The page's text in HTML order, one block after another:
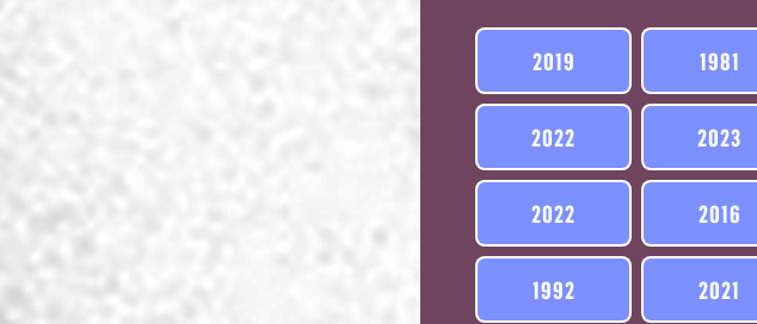
2019 1981
2022 2023
2022 2016
1992 2021